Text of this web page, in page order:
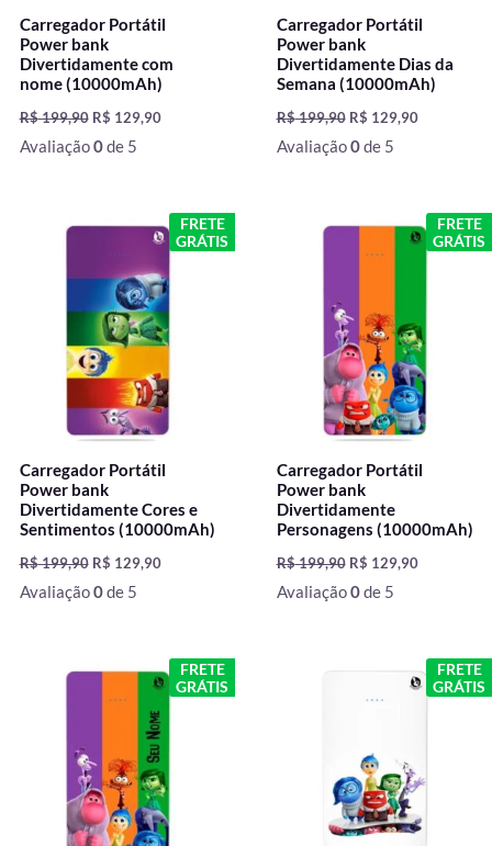
Carregador Portátil
Power bank
Divertidamente com
nome (10000mAh)
R$199,90 R$ 129,90
Avaliação0de 5
Carregador Portátil
Power bank
Divertidamente Dias da
Semana (10000mAh)
R$199,90 R$ 129,90
Avaliação0de 5
FRETE
GRÁTIS
Carregador Portátil
Power bank
Divertidamente Cores e
Sentimentos (10000mAh)
R$199,90
era:
R$ 199,90.
R$ 129,90
O
preço
é:
R$ 129,90.
Avaliação0de 5
FRETE
GRÁTIS
Carregador Portátil
Power bank
Divertidamente
Personagens (10000mAh)
R$199,90
original
R$ 129,90
O
preço
Avaliação0de 5
FRETE
GRÁTIS
O
original
R$ 199,90.
O
preço
é:
R$ 129,90.
FRETE
GRÁTIS
original
O
preço